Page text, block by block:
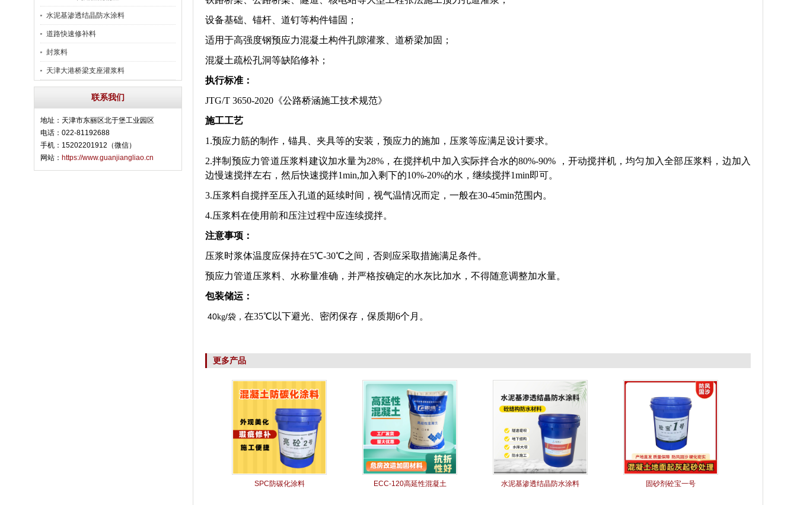
水泥基渗透结晶防水涂料
道路快速修补料
封浆料
天津大港桥梁支座灌浆料
联系我们
地址：天津市东丽区北于堡工业园区
电话：022-81192688
手机：15202201912（微信）
网站： https://www.guanjiangliao.cn
设备基础、锚杆、道钉等构件锚固；
适用于高强度钢预应力混凝土构件孔隙灌浆、道桥梁加固；
混凝土疏松孔洞等缺陷修补；
执行标准 ：
JTG/T 3650-2020 《公路桥涵施工技术规范》
施工工艺
1.预应力筋的制作，锚具、夹具等的安装，预应力的施加，压浆等应满足设计要求。
2.拌制预应力管道压浆料建议加水量为28%，在搅拌机中加入实际拌合水的80%-90% ，开动搅拌机，均匀加入全部压浆料，边加入
边慢速搅拌左右，然后快速搅拌1min,加入剩下的10%-20%的水，继续搅拌1min即可。
3.压浆料自搅拌至压入孔道的延续时间，视气温情况而定，一般在30-45min范围内。
4.压浆料在使用前和压注过程中应连续搅拌。
注意事项：
压浆时浆体温度应保持在5℃-30℃之间，否则应采取措施满足条件。
预应力管道压浆料、水称量准确，并严格按确定的水灰比加水，不得随意调整加水量。
包装储运：
40kg/袋 ， 在35℃以下避光、密闭保存，保质期6个月。
更多产品
SPC防碳化涂料 ECC-120高延性混凝土 水泥基渗透结晶防水涂料 固砂剂砼宝一号